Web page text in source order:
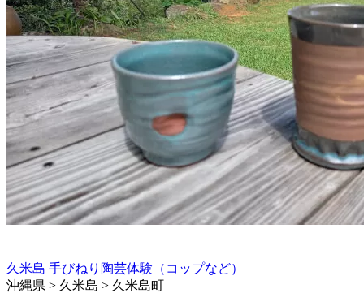
久米島 手びねり陶芸体験（コップなど）
沖縄県 > 久米島 > 久米島町